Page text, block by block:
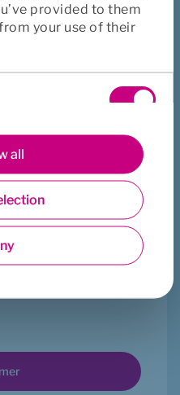
provided to them
your use of their
all
dig
ekonomisk trygghet
Du kan när du vill ringa
exempel en psykolog.
arbetsgivare snabb hjälp